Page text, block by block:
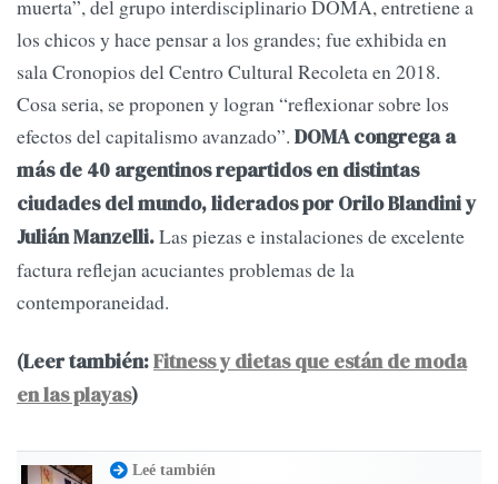
muerta”, del grupo interdisciplinario DOMA, entretiene a
los chicos y hace pensar a los grandes; fue exhibida en
sala Cronopios del Centro Cultural Recoleta en 2018.
Cosa seria, se proponen y logran “reflexionar sobre los
efectos del capitalismo avanzado”. DOMA congrega a
más de 40 argentinos repartidos en distintas
ciudades del mundo, liderados por Orilo Blandini y
Julián Manzelli.Las piezas e instalaciones de excelente
factura reflejan acuciantes problemas de la
contemporaneidad.
(Leer también:Fitness y dietas que están de moda
en las playas)
Leé también